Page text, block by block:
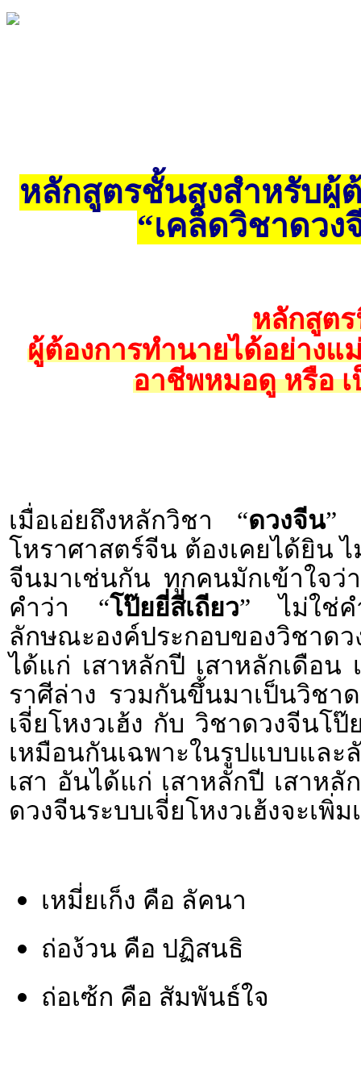
หลักสูตรชั้นสูงสำหรับผู้
“เคล็ดวิชาดวง
หลักสูตร
ผู้ต้องการทำนายได้อย่างแ
อาชีพหมอดู หรือ
เมื่อเอ่ยถึงหลักวิชา “ดวงจีน”
โหราศาสตร์จีน ต้องเคยได้ยิน
จีนมาเช่นกัน ทุกคนมักเข้าใจ
คำว่า “โป๊ยยี่สี่เถียว” ไม่ใช่ค
ลักษณะองค์ประกอบของวิชาด
ได้แก่ เสาหลักปี เสาหลักเดือ
ราศีล่าง รวมกันขึ้นมาเป็นวิชา
เจี่ยโหงวเฮ้ง กับ วิชาดวงจีนโ
เหมือนกันเฉพาะในรูปแบบแล
เสา อันได้แก่ เสาหลักปี เสาห
ดวงจีนระบบเจี่ยโหงวเฮ้งจะเพิ่
เหมี่ยเก็ง คือ ลัคนา
ถ่อง้วน คือ ปฏิสนธิ
ถ่อเซ้ก คือ สัมพันธ์ใจ